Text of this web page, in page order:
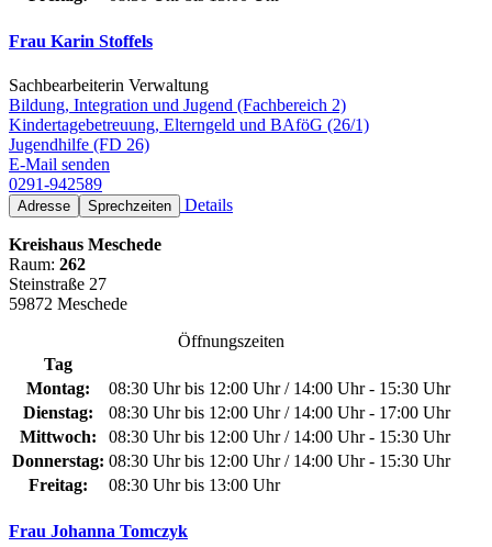
Frau Karin Stoffels
Sachbearbeiterin Verwaltung
Bildung, Integration und Jugend (Fachbereich 2)
Kindertagebetreuung, Elterngeld und BAföG (26/1)
Jugendhilfe (FD 26)
E-Mail senden
0291-942589
Adresse Sprechzeiten Details
Kreishaus Meschede
Raum: 262
Steinstraße 27
59872 Meschede
Öffnungszeiten
Tag
Montag:
08:30 Uhr bis 12:00 Uhr / 14:00 Uhr - 15:30 Uhr
Dienstag:
08:30 Uhr bis 12:00 Uhr / 14:00 Uhr - 17:00 Uhr
Mittwoch:
08:30 Uhr bis 12:00 Uhr / 14:00 Uhr - 15:30 Uhr
Donnerstag: 08:30 Uhr bis 12:00 Uhr / 14:00 Uhr - 15:30 Uhr
Freitag:
08:30 Uhr bis 13:00 Uhr
Frau Johanna Tomczyk